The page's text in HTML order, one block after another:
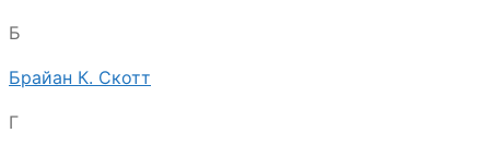
Б
Брайан К. Скотт
Г